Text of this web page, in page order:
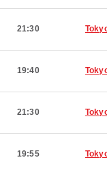
21:30
19:40
21:30
19:55